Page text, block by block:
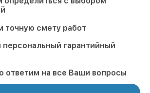
точную смету работ
гарантийный
ответим на все Ваши вопросы